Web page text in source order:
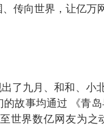
传向世界，让亿万
了九月、和和、小
故事均通过 《青
世界数亿网友为之